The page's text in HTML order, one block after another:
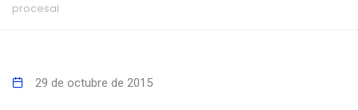
procesal
29 de octubre de 2015